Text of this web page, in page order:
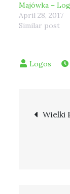
Majówka –
April 28, 2017
Similar post
Post
Wielki